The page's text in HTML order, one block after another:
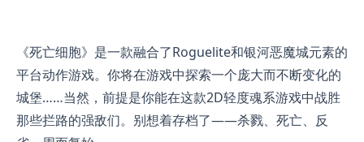
《死亡细胞》是一款融合了Roguelite和银河恶魔城元素的
平台动作游戏。你将在游戏中探索一个庞大而不断变化的
城堡……当然，前提是你能在这款2D轻度魂系游戏中战胜
那些拦路的强敌们。别想着存档了——杀戮、死亡、反